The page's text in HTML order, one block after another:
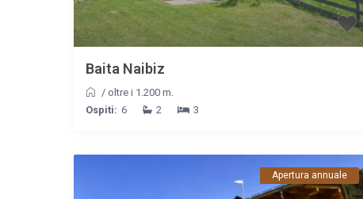
Baita Naibiz
/ oltre i 1.200 m.
Ospiti: 6 2 3
Apertura annuale